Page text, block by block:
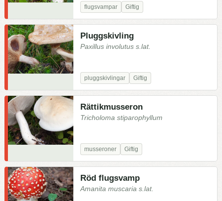
flugsvampar Giftig
Pluggskivling
Paxillus involutus s.lat.
pluggskivlingar Giftig
Rättikmusseron
Tricholoma stiparophyllum
musseroner Giftig
Röd flugsvamp
Amanita muscaria s.lat.